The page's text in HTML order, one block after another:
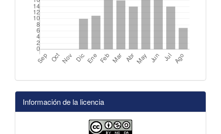
Información de la licencia